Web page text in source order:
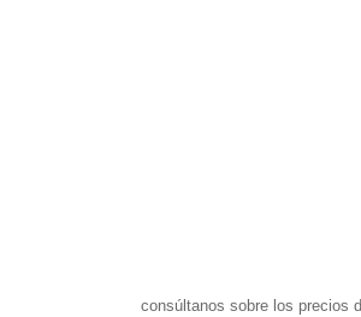
consúltanos sobre los precios